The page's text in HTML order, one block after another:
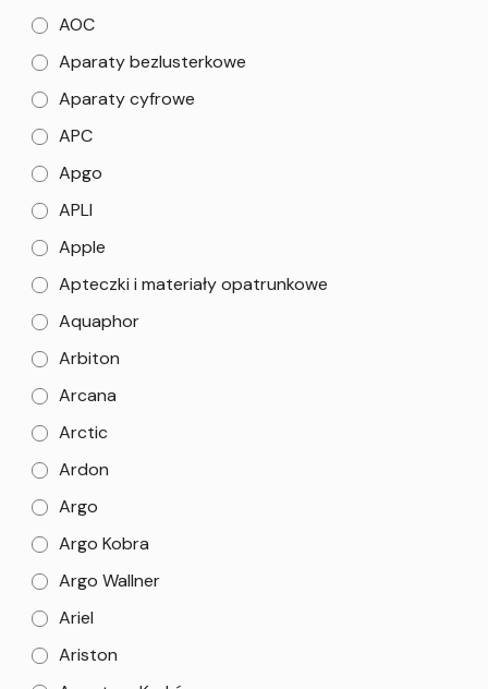
AOC
Aparaty bezlusterkowe
Aparaty cyfrowe
APC
Apgo
APLI
Apple
Apteczki i materiały opatrunkowe
Aquaphor
Arbiton
Arcana
Arctic
Ardon
Argo
Argo Kobra
Argo Wallner
Ariel
Ariston